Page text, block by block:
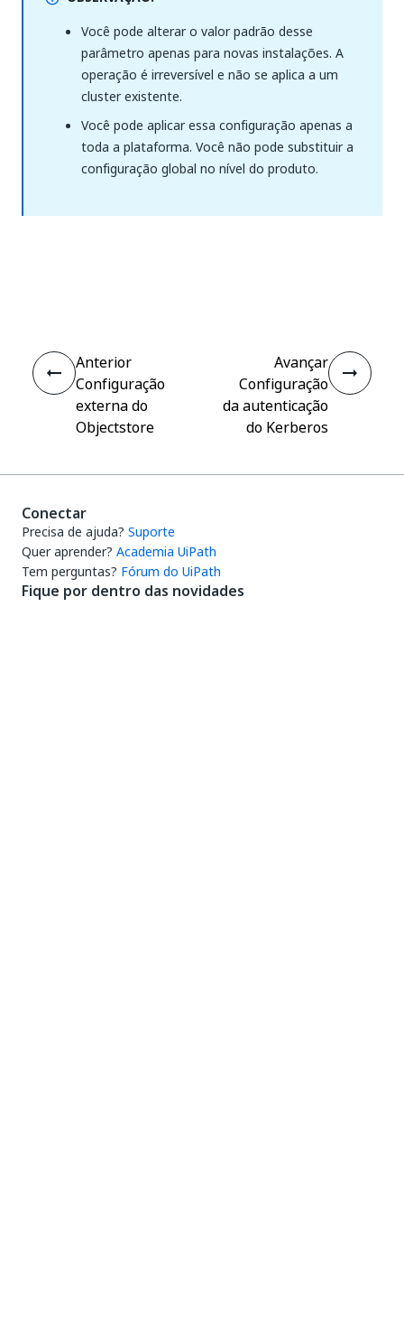
Você pode alterar o valor padrão desse
parâmetro apenas para novas instalações. A
operação é irreversível e não se aplica a um
cluster existente.
Você pode aplicar essa configuração apenas a
toda a plataforma. Você não pode substituir a
configuração global no nível do produto.
Anterior
Configuração
externa do
Objectstore
Avançar
Configuração
da autenticação
do Kerberos
Conectar
Precisa de ajuda? Suporte
Quer aprender? Academia UiPath
Tem perguntas? Fórum do UiPath
Fique por dentro das novidades